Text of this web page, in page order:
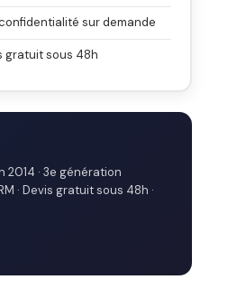
sur demande
gratuit sous 48h
2014 · 3e génération
· Devis gratuit sous 48h ·